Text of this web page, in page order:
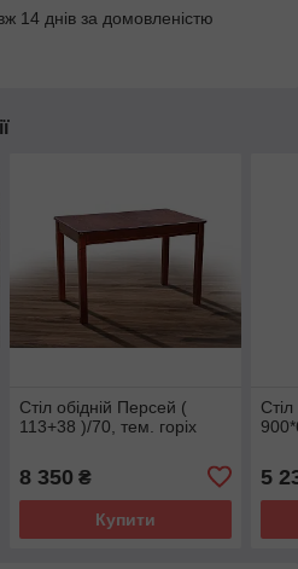
14 днів за домовленістю
Стіл обідній Персей (
113+38 )/70, тем. горіх
8 350 ₴
Купити
5